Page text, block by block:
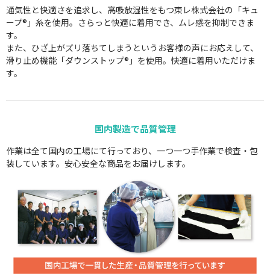
通気性と快適さを追求し、高吸放湿性をもつ東レ株式会社の「キュ
ープ®」糸を使用。さらっと快適に着用でき、ムレ感を抑制できま
す。
また、ひざ上がズリ落ちてしまうというお客様の声にお応えして、
滑り止め機能「ダウンストップ®」を使用。快適に着用いただけま
す。
国内製造で品質管理
作業は全て国内の工場にて行っており、一つ一つ手作業で検査・包
装しています。安心安全な商品をお届けします。